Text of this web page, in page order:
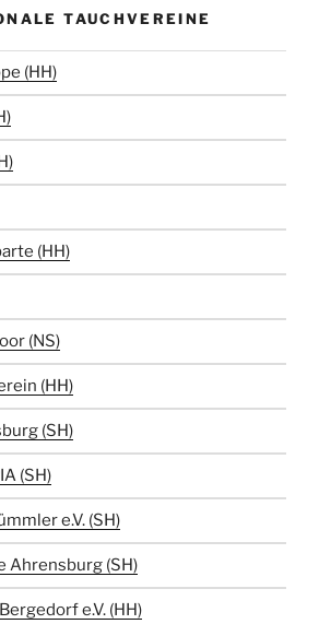
TAUCHVEREINE
(HH)
(HH)
(NS)
(HH)
(SH)
(SH)
e.V. (SH)
Ahrensburg (SH)
e.V. (HH)